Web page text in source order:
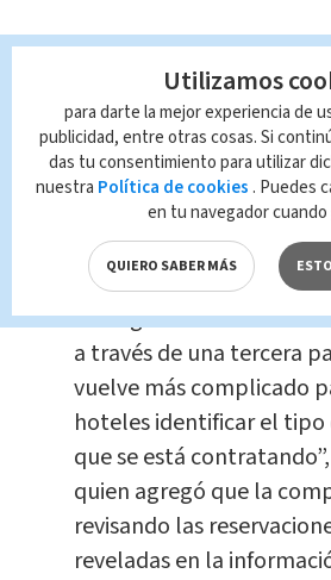
La portavoz de Marriot,
dijo el viernes que la
el mes pasado una
en claro que los
deben declinar toda
nuestros hoteles sean
centros de detención”.
“Si el gobierno hace las
a través de una tercera
vuelve más complicado
hoteles identificar el tipo
que se está
quien agregó que la
revisando las
reveladas en la
Utilizamos
para darte la mejor experiencia de
publicidad, entre otras cosas. Si
das tu consentimiento para utilizar
nuestra Política de cookies . Puedes
en tu navegador
QUIERO SABER MÁS